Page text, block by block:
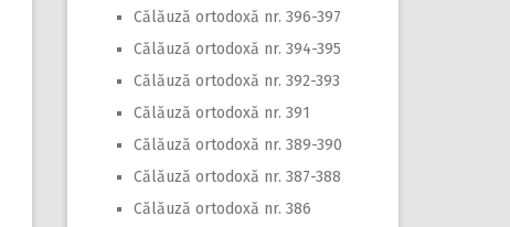
Călăuză ortodoxă nr. 396-397
Călăuză ortodoxă nr. 394-395
Călăuză ortodoxă nr. 392-393
Călăuză ortodoxă nr. 391
Călăuză ortodoxă nr. 389-390
Călăuză ortodoxă nr. 387-388
Călăuză ortodoxă nr. 386